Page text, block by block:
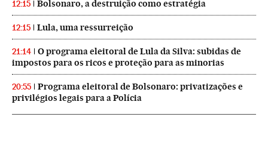
12:15 Bolsonaro, a destruição como estratégia
12:15 Lula, uma ressurreição
21:14
O programa eleitoral de Lula da Silva: subidas de
impostos para os ricos e proteção para as minorias
20:55
Programa eleitoral de Bolsonaro: privatizações e
privilégios legais para a Polícia